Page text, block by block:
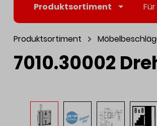
Produktsortiment
Produktsortiment
7010.30002